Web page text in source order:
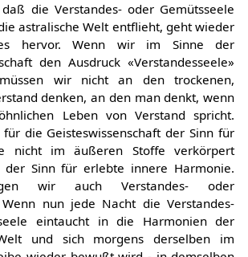
die Verstandes- oder Gemütsseele
astralische Welt entflieht, geht wieder
hervor. Wenn wir im Sinne der
den Ausdruck «Verstandesseele»
wir nicht an den trockenen,
denken, an den man denkt, wenn
Leben von Verstand spricht.
für die Geisteswissenschaft der Sinn für
nicht im äußeren Stoffe verkörpert
der Sinn für erlebte innere Harmonie.
wir auch Verstandes- oder
Wenn nun jede Nacht die Verstandes-
eintaucht in die Harmonien der
und sich morgens derselben im